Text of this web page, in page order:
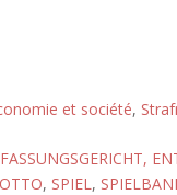
et société,
, SPIEL,